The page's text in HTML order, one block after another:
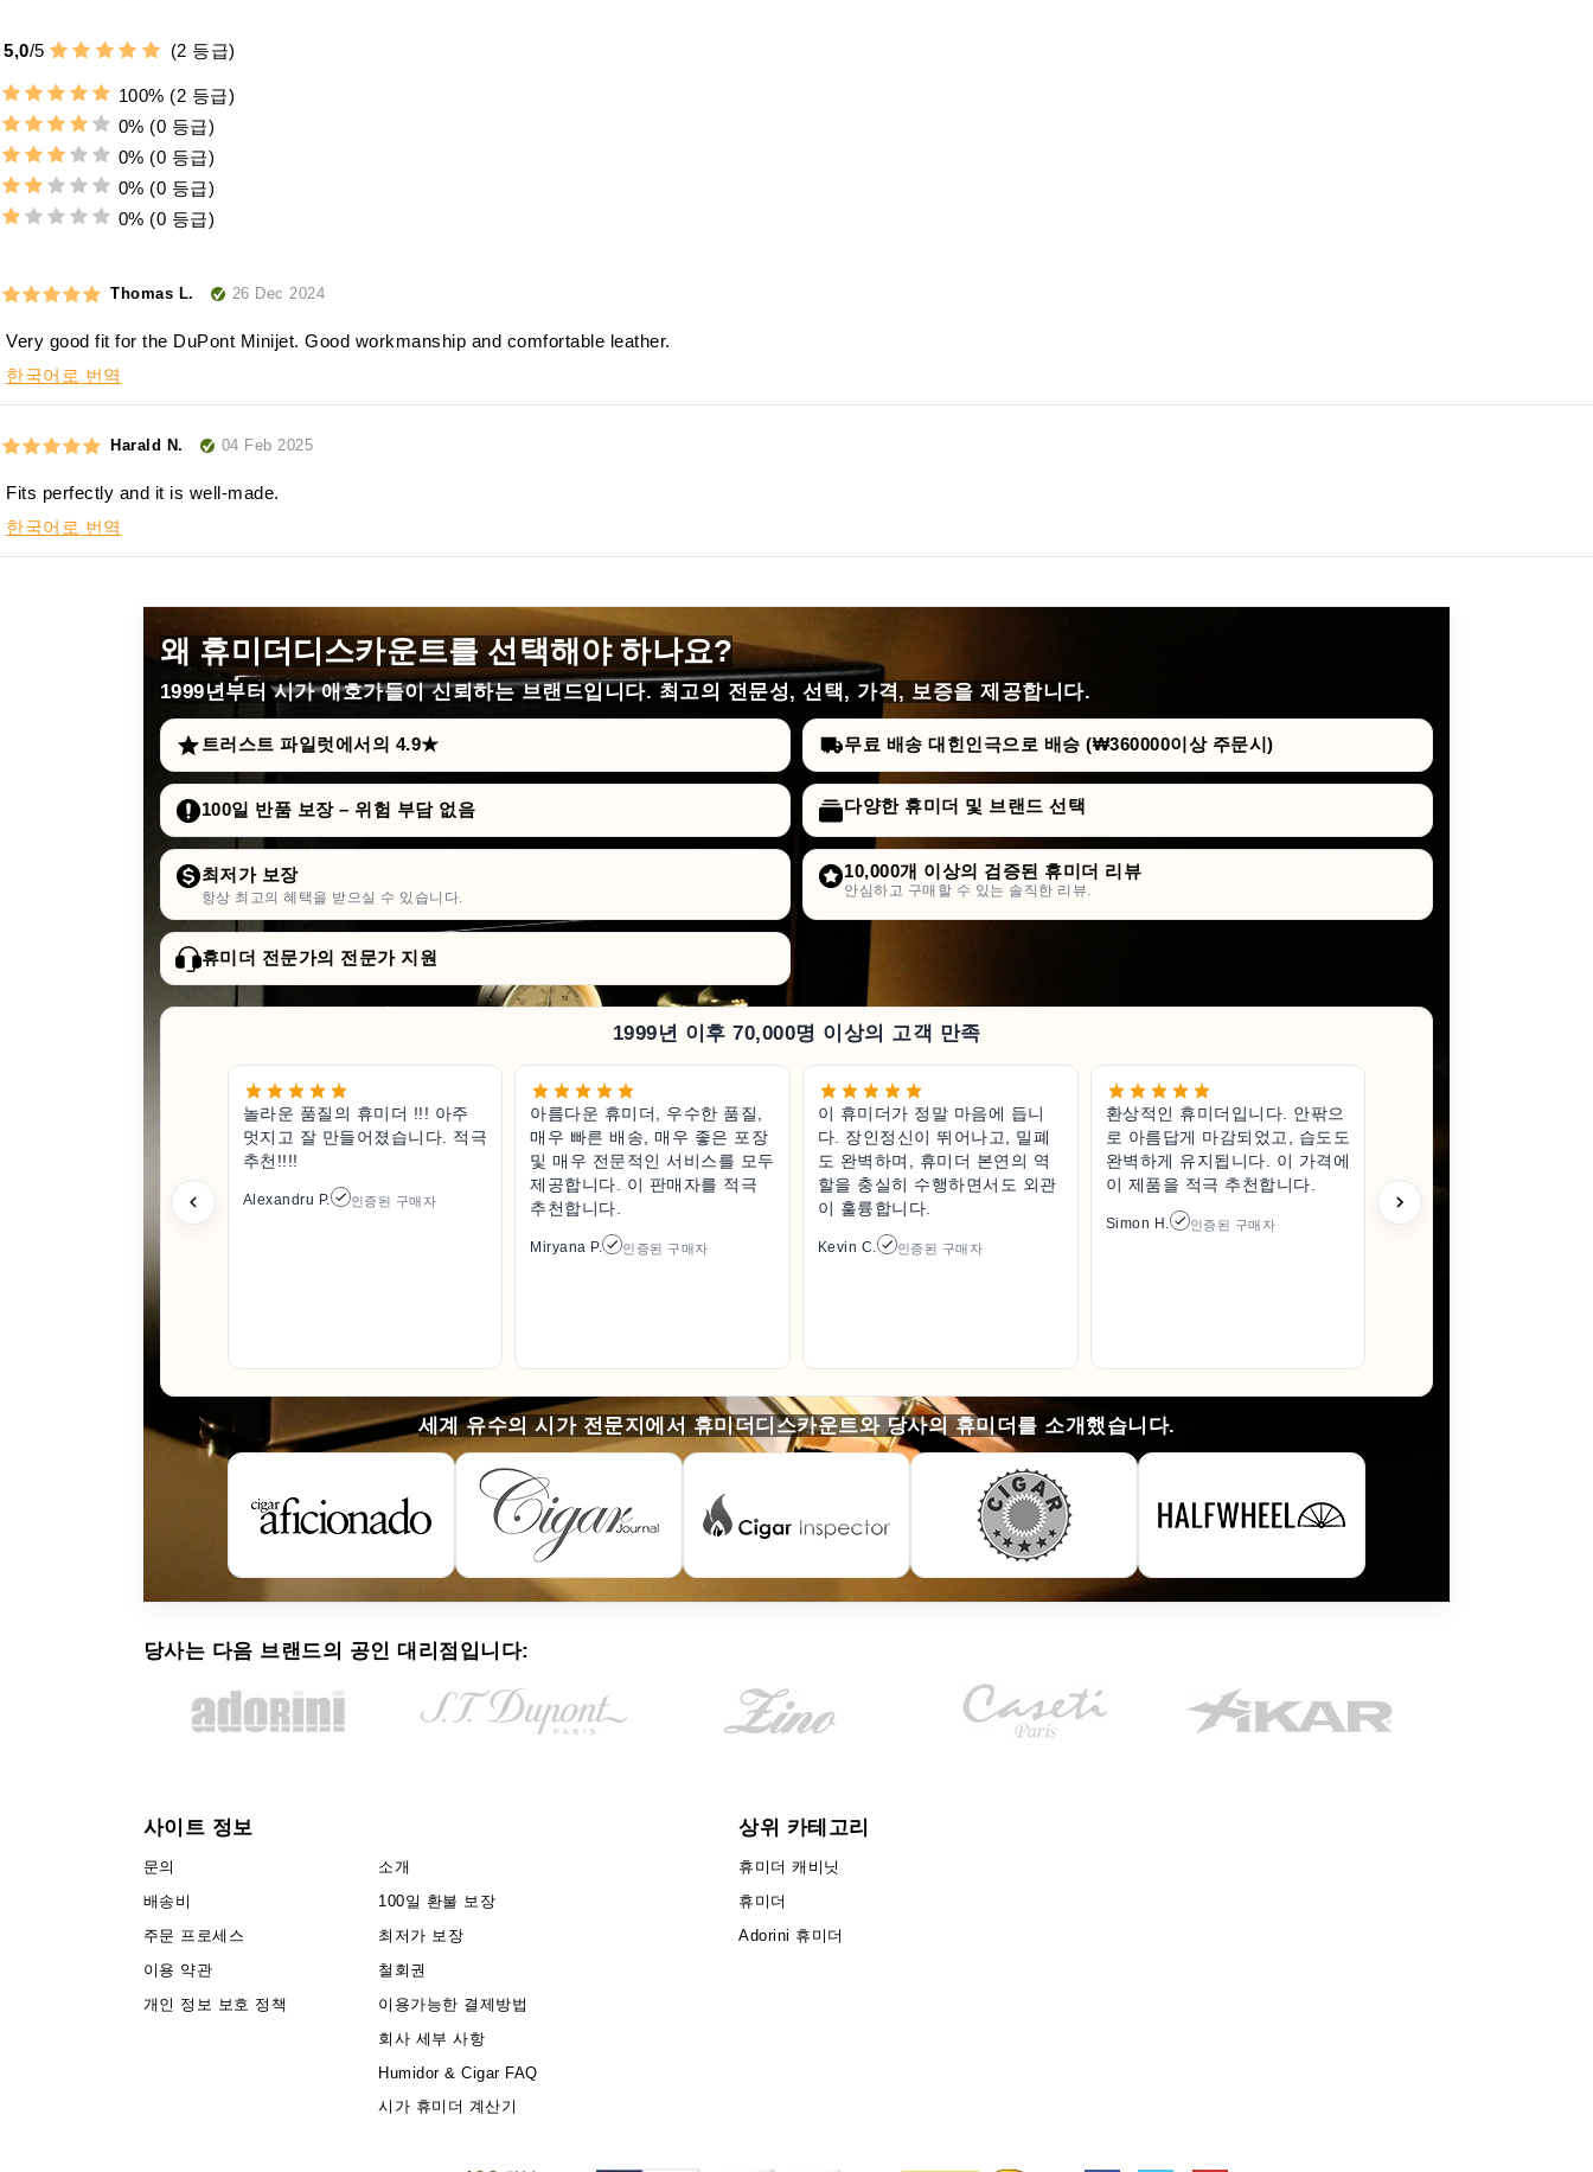
5,0/5 (2 등급)
100% (2 등급)
0% (0 등급)
0% (0 등급)
0% (0 등급)
0% (0 등급)
Thomas L. 26 Dec 2024
Very good fit for the DuPont Minijet. Good workmanship and comfortable leather.
한국어로 번역
Harald N. 04 Feb 2025
Fits perfectly and it is well-made.
한국어로 번역
왜 휴미더디스카운트를 선택해야 하나요?
1999년부터시가 애호가들이 신뢰하는 브랜드입니다. 최고의 전문성, 선택, 가격, 보증을 제공합니다.
트러스트 파일럿에서의 4.9★ 무료 배송 대힌인극으로 배승 (₩360000이상 주문시)
100일 반품 보장 – 위험 부담 없음 다양한 휴미더 및 브랜드 선택
최저가 보장
항상 최고의 혜택을 받으실 수 있습니다.
10,000개 이상의 검증된 휴미더 리뷰
안심하고 구매할 수 있는 솔직한 리뷰.
휴미더 전문가의 전문가 지원
1999년 이후 70,000명 이상의 고객 만족
놀라운 품질의 휴미더 !!! 아주
멋지고 잘 만들어졌습니다. 적극
추천!!!!
Alexandru P. 인증된 구매자
아름다운 휴미더, 우수한 품질,
매우 빠른 배송, 매우 좋은 포장
및 매우 전문적인 서비스를 모두
제공합니다. 이 판매자를 적극
추천합니다.
Miryana P. 인증된 구매자
이 휴미더가 정말 마음에 듭니
다. 장인정신이 뛰어나고, 밀폐
도 완벽하며, 휴미더 본연의 역
할을 충실히 수행하면서도 외관
이 훌륭합니다.
Kevin C. 인증된 구매자
환상적인 휴미더입니다. 안팎으
로 아름답게 마감되었고, 습도도
완벽하게 유지됩니다. 이 가격에
이 제품을 적극 추천합니다.
Simon H. 인증된 구매자
세계 유수의 시가 전문지에서 휴미더디스카운트와 당사의 휴미더를 소개했습니다.
당사는 다음 브랜드의 공인 대리점입니다:
사이트 정보
문의
배송비
주문 프로세스
이용 약관
개인 정보 보호 정책
소개
100일 환불 보장
최저가 보장
철회권
이용가능한 결제방법
회사 세부 사항
Humidor & Cigar FAQ
시가 휴미더 계산기
상위 카테고리
휴미더 캐비닛
휴미더
Adorini 휴미더